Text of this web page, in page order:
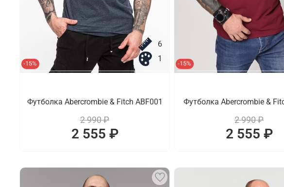
-15%
6
1
Футболка Abercrombie & Fitch ABF001
2 990 ₽
2 555 ₽
-15%
Футболка Abercrombie &
2 990 ₽
2 555 ₽